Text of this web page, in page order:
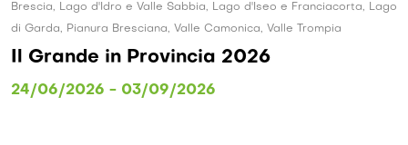
Brescia, Lago d'Idro e Valle Sabbia, Lago d'Iseo e Franciacorta, Lago
di Garda, Pianura Bresciana, Valle Camonica, Valle Trompia
Il Grande in Provincia 2026
24/06/2026 - 03/09/2026